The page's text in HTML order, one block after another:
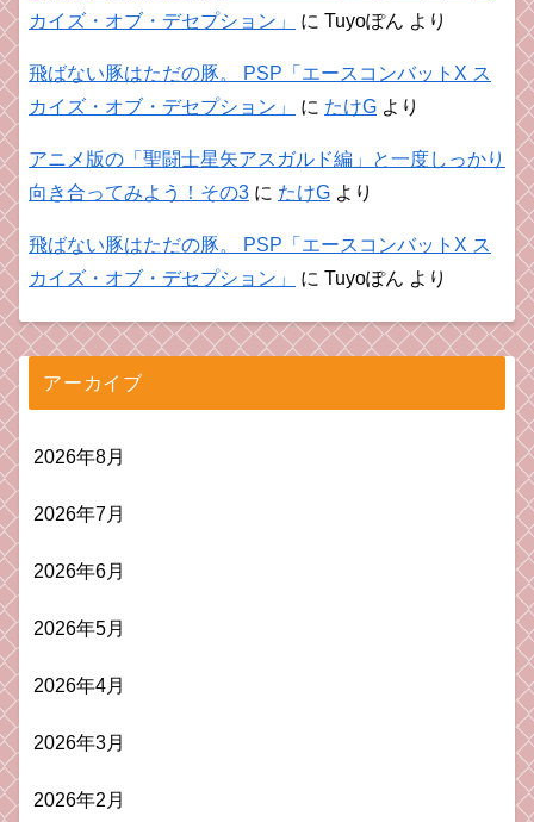
カイズ・オブ・デセプション」
に Tuyoぽん より
飛ばない豚はただの豚。 PSP「エースコンバットX ス
カイズ・オブ・デセプション」
に たけG より
アニメ版の「聖闘士星矢アスガルド編」と一度しっかり
向き合ってみよう！その3 に たけG より
飛ばない豚はただの豚。 PSP「エースコンバットX ス
カイズ・オブ・デセプション」
に Tuyoぽん より
アーカイブ
2026年8月
2026年7月
2026年6月
2026年5月
2026年4月
2026年3月
2026年2月